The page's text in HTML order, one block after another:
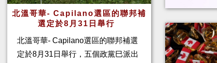
北溫哥華- Capilano選區的聯邦補
選定於8月31日舉行
北溫哥華- Capilano選區的聯邦補選
定於8月31日舉行，五個政黨巳派出